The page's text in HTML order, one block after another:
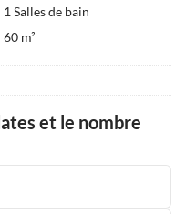
1 Salles de bain
60 m²
et le nombre